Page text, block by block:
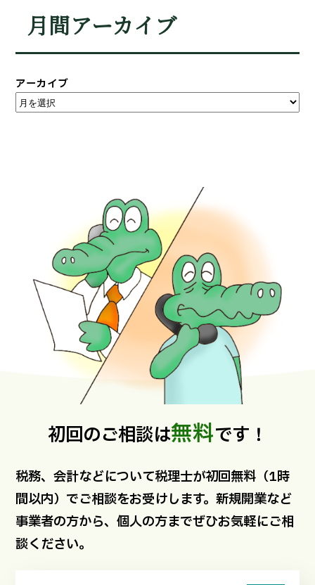
月間アーカイブ
アーカイブ
初回のご相談は無料です！
税務、会計などについて税理士が初回無料（1時
間以内）でご相談をお受けします。新規開業など
事業者の方から、個人の方までぜひお気軽にご相
談ください。